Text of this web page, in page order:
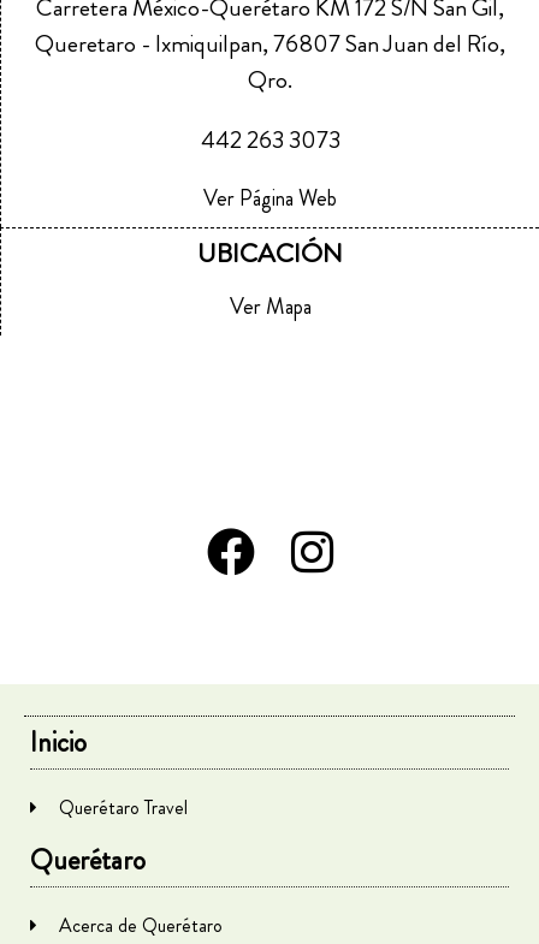
Carretera México-Querétaro KM 172 S/N San Gil,
Queretaro - Ixmiquilpan, 76807 San Juan del Río,
Qro.
442 263 3073
Ver Página Web
UBICACIÓN
Ver Mapa
Inicio
Querétaro Travel
Querétaro
Acerca de Querétaro